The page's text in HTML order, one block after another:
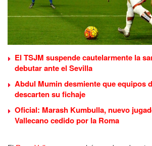
El TSJM suspende cautelarmente la
debutar ante el Sevilla
Abdul Mumin desmiente que equipos
descarten su fichaje
Oficial: Marash Kumbulla, nuevo
Vallecano cedido por la Roma